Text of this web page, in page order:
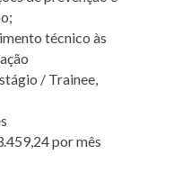
técnico às
/ Trainee,
por mês